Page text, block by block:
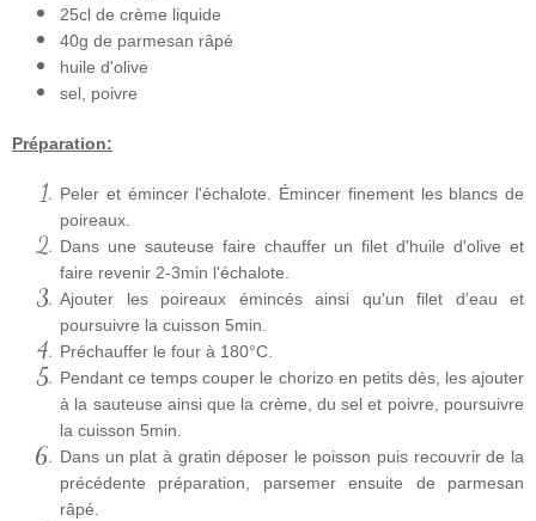
25cl de crème liquide
40g de parmesan râpé
huile d'olive
sel, poivre
Préparation:
Peler et émincer l'échalote. Émincer finement les blancs de
poireaux.
Dans une sauteuse faire chauffer un filet d'huile d'olive et
faire revenir 2-3min l'échalote.
Ajouter les poireaux émincés ainsi qu'un filet d'eau et
poursuivre la cuisson 5min.
Préchauffer le four à 180°C.
Pendant ce temps couper le chorizo en petits dès, les ajouter
à la sauteuse ainsi que la crème, du sel et poivre, poursuivre
la cuisson 5min.
Dans un plat à gratin déposer le poisson puis recouvrir de la
précédente préparation, parsemer ensuite de parmesan
râpé.